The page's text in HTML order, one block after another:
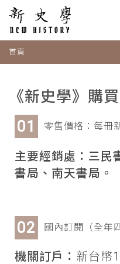
首頁
《新史學》購
零售價格：每冊
主要經銷處：三民
書局、南天書局。
國內訂閱（全年
機關訂戶： 新台幣